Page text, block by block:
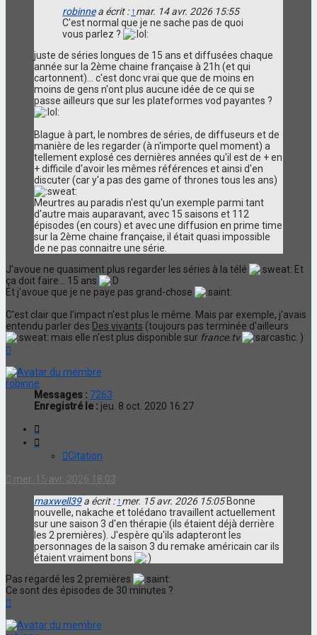
robinnea écrit : ↑mar. 14 avr. 2026 15:55
C'est normal que je ne sache pas de quoi
vous parlez ?
juste de séries longues de 15 ans et diffusées chaque
année sur la 2ème chaine française à 21h (et qui
cartonnent)... c'est donc vrai que que de moins en
moins de gens n'ont plus aucune idée de ce qui se
passe ailleurs que sur les plateformes vod payantes ?
Blague à part, le nombres de séries, de diffuseurs et de
manière de les regarder (à n'importe quel moment) a
tellement explosé ces dernières années qu'il est de + en
+ difficile d'avoir les mêmes références et ainsi d'en
discuter (car y'a pas des game of thrones tous les ans)
Meurtres au paradis n'est qu'un exemple parmi tant
d'autre mais auparavant, avec 15 saisons et 112
épisodes (en cours) et avec une diffusion en prime time
sur la 2ème chaine française, il était quasi impossible
de ne pas connaitre une série.
J'avoue ne quasiment plus regarder les séries à la télé
Et
ça doit faire... 15 ans
Et j'avoue que je ne paye pas grand-chose
C'est clair que l'impact n'est plus le même. Mais par exemple, j'avais
entendu parler des Des vivants (toujours pas terminée d'ailleurs
mais elle n'est plus disponible sur france.tv
)
robinne
Messages : 7263
Enregistré le : jeu. 8 oct. 2020 16:27
Citation
mer. 15 avr. 2026 18:03
maxwell39a écrit : ↑mer. 15 avr. 2026 15:05Bonne
nouvelle, nakache et tolédano travaillent actuellement
sur une saison 3 d'en thérapie (ils étaient déjà derrière
les 2 premières). J'espère qu'ils adapteront les
personnages de la saison 3 du remake américain car ils
étaient vraiment bons
Pas regardé les 2 premières
Ce sont des épisodes de 30 minutes ?